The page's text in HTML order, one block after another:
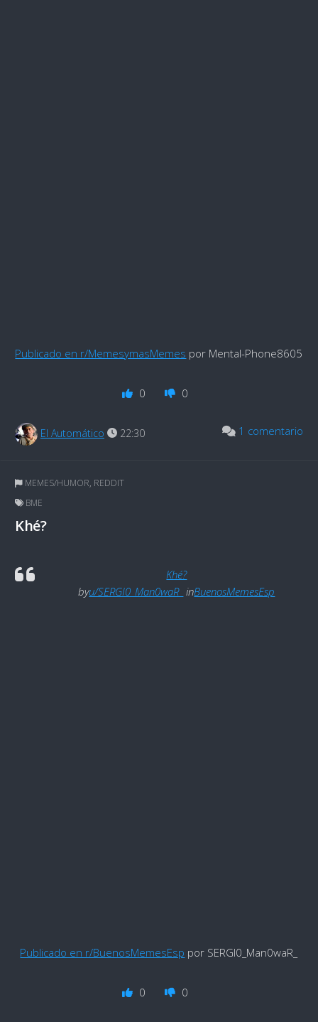
Publicado en r/MemesymasMemes por Mental-Phone8605
0 0
El Automático 22:30 1 comentario
MEMES/HUMOR, REDDIT
BME
Khé?
Khé?
byu/SERGI0_Man0waR_ inBuenosMemesEsp
Publicado en r/BuenosMemesEsp por SERGI0_Man0waR_
0 0